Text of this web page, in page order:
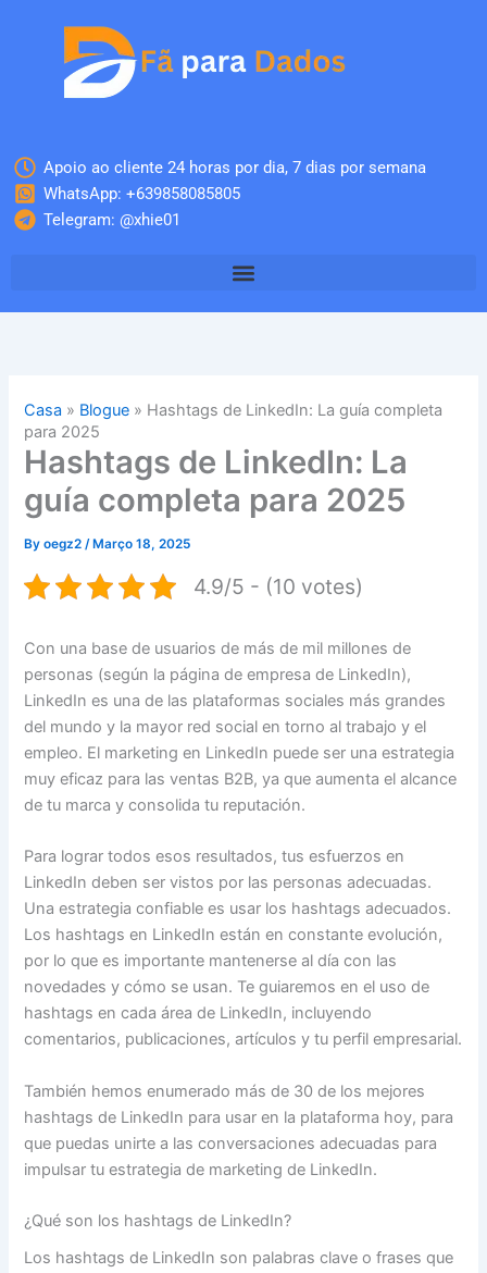
Apoio ao cliente 24 horas por dia, 7 dias por semana
WhatsApp: +639858085805
Telegram: @xhie01
Casa » Blogue » Hashtags de LinkedIn: La guía completa
para 2025
Hashtags de LinkedIn: La
guía completa para 2025
Byoegz2/ Março 18, 2025
4.9/5 - (10 votes)
Con una base de usuarios de más de mil millones de
personas (según la página de empresa de LinkedIn),
LinkedIn es una de las plataformas sociales más grandes
del mundo y la mayor red social en torno al trabajo y el
empleo. El marketing en LinkedIn puede ser una estrategia
muy eficaz para las ventas B2B, ya que aumenta el alcance
de tu marca y consolida tu reputación.
Para lograr todos esos resultados, tus esfuerzos en
LinkedIn deben ser vistos por las personas adecuadas.
Una estrategia confiable es usar los hashtags adecuados.
Los hashtags en LinkedIn están en constante evolución,
por lo que es importante mantenerse al día con las
novedades y cómo se usan. Te guiaremos en el uso de
hashtags en cada área de LinkedIn, incluyendo
comentarios, publicaciones, artículos y tu perfil empresarial.
También hemos enumerado más de 30 de los mejores
hashtags de LinkedIn para usar en la plataforma hoy, para
que puedas unirte a las conversaciones adecuadas para
impulsar tu estrategia de marketing de LinkedIn.
¿Qué son los hashtags de LinkedIn?
Los hashtags de LinkedIn son palabras clave o frases que